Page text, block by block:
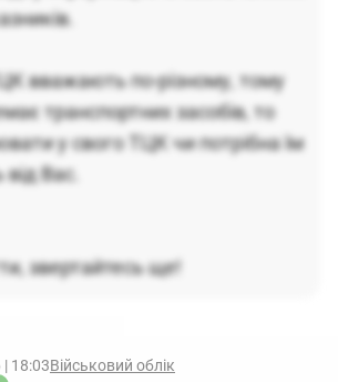
вважають по-різному, тому
транспортних засобів, то
у свого ТЦК чи потрібна їм
від Вас.
звертайтесь ще!
18:03Військовий облік